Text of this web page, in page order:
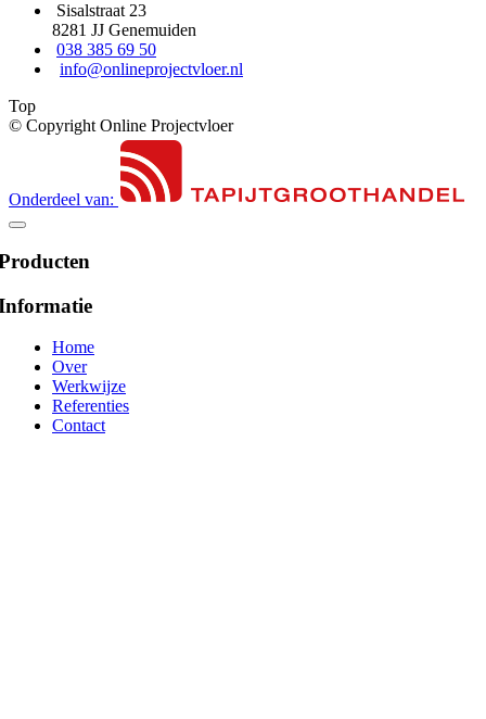
Sisalstraat 23
8281 JJ Genemuiden
038 385 69 50
info@onlineprojectvloer.nl
Top
© Copyright Online Projectvloer
Onderdeel van:
Home
Over
Werkwijze
Referenties
Contact